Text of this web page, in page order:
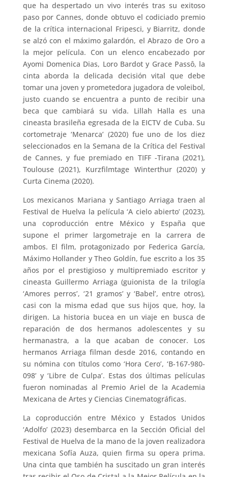
que ha despertado un vivo interés tras su exitoso
paso por Cannes, donde obtuvo el codiciado premio
de la crítica internacional Fripesci, y Biarritz, donde
se alzó con el máximo galardón, el Abrazo de Oro a
la mejor película. Con un elenco encabezado por
Ayomi Domenica Dias, Loro Bardot y Grace Passô, la
cinta aborda la delicada decisión vital que debe
tomar una joven y prometedora jugadora de voleibol,
justo cuando se encuentra a punto de recibir una
beca que cambiará su vida. Lillah Halla es una
cineasta brasileña egresada de la EICTV de Cuba. Su
cortometraje ‘Menarca’ (2020) fue uno de los diez
seleccionados en la Semana de la Crítica del Festival
de Cannes, y fue premiado en TIFF -Tirana (2021),
Toulouse (2021), Kurzfilmtage Winterthur (2020) y
Curta Cinema (2020).
Los mexicanos Mariana y Santiago Arriaga traen al
Festival de Huelva la película ‘A cielo abierto’ (2023),
una coproducción entre México y España que
supone el primer largometraje en la carrera de
ambos. El film, protagonizado por Federica García,
Máximo Hollander y Theo Goldín, fue escrito a los 35
años por el prestigioso y multipremiado escritor y
cineasta Guillermo Arriaga (guionista de la trilogía
‘Amores perros’, ‘21 gramos’ y ‘Babel’, entre otros),
casi con la misma edad que sus hijos que, hoy, la
dirigen. La historia bucea en un viaje en busca de
reparación de dos hermanos adolescentes y su
hermanastra, a la que acaban de conocer. Los
hermanos Arriaga filman desde 2016, contando en
su nómina con títulos como ‘Hora Cero’, ‘B-167-980-
098’ y ‘Libre de Culpa’. Estas dos últimas películas
fueron nominadas al Premio Ariel de la Academia
Mexicana de Artes y Ciencias Cinematográficas.
La coproducción entre México y Estados Unidos
‘Adolfo’ (2023) desembarca en la Sección Oficial del
Festival de Huelva de la mano de la joven realizadora
mexicana Sofía Auza, quien firma su opera prima.
Una cinta que también ha suscitado un gran interés